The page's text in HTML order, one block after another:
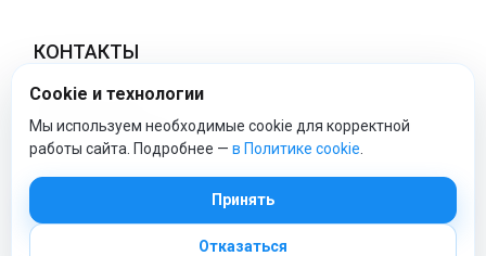
КОНТАКТЫ
8 (800) 707-76-34
info@esspero-market.ru
Cookie и технологии
Мы используем необходимые cookie для корректной
работы сайта. Подробнее — в Политике cookie
Принять
Отказаться